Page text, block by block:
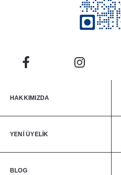
HAKKIMIZDA
YENİ ÜYELİK
BLOG